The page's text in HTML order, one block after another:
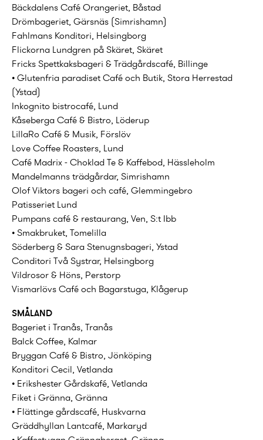
Bäckdalens Café Orangeriet, Båstad
Drömbageriet, Gärsnäs (Simrishamn)
Fahlmans Konditori, Helsingborg
Flickorna Lundgren på Skäret, Skäret
Fricks Spettkaksbageri & Trädgårdscafé, Billinge
• Glutenfria paradiset Café och Butik, Stora Herrestad
(Ystad)
Inkognito bistrocafé, Lund
Kåseberga Café & Bistro, Löderup
LillaRo Café & Musik, Förslöv
Love Coffee Roasters, Lund
Café Madrix - Choklad Te & Kaffebod, Hässleholm
Mandelmanns trädgårdar, Simrishamn
Olof Viktors bageri och café, Glemmingebro
Patisseriet Lund
Pumpans café & restaurang, Ven, S:t Ibb
• Smakbruket, Tomelilla
Söderberg & Sara Stenugnsbageri, Ystad
Conditori Två Systrar, Helsingborg
Vildrosor & Höns, Perstorp
Vismarlövs Café och Bagarstuga, Klågerup
SMÅLAND
Bageriet i Tranås, Tranås
Balck Coffee, Kalmar
Bryggan Café & Bistro, Jönköping
Konditori Cecil, Vetlanda
• Erikshester Gårdskafé, Vetlanda
Fiket i Gränna, Gränna
• Flättinge gårdscafé, Huskvarna
Gräddhyllan Lantcafé, Markaryd